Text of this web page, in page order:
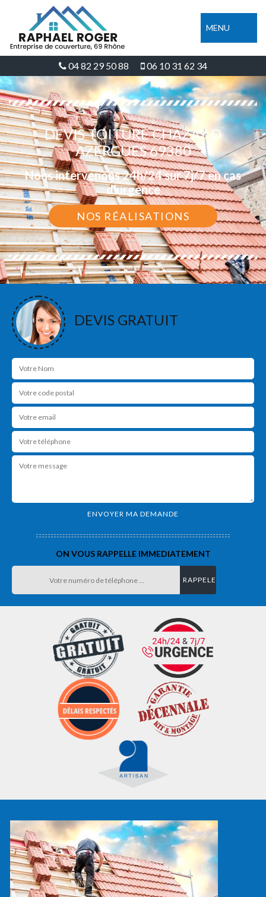
MENU
04 82 29 50 88 06 10 31 62 34
DEVIS TOITURE CHAZAY D
AZERGUES 69380
Nous intervenons 24h/24 sur 7j/7 en cas
d'urgence
NOS RÉALISATIONS
DEVIS GRATUIT
ON VOUS RAPPELLE IMMEDIATEMENT